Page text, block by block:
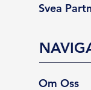
Svea
Om Oss